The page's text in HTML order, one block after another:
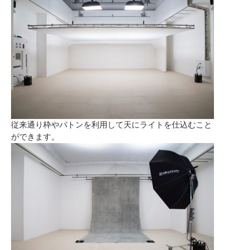
従来通り枠やバトンを利用して天にライトを仕込むこと
ができます。